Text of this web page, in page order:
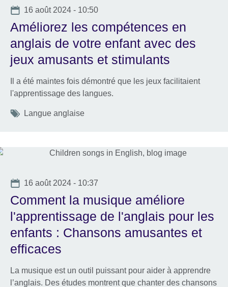
Date
16 août 2024 - 10:50
Améliorez les compétences en
anglais de votre enfant avec des
jeux amusants et stimulants
Il a été maintes fois démontré que les jeux facilitaient
l'apprentissage des langues.
Tags
Langue anglaise
Date
16 août 2024 - 10:37
Comment la musique améliore
l'apprentissage de l'anglais pour les
enfants : Chansons amusantes et
efficaces
La musique est un outil puissant pour aider à apprendre
l’anglais. Des études montrent que chanter des chansons